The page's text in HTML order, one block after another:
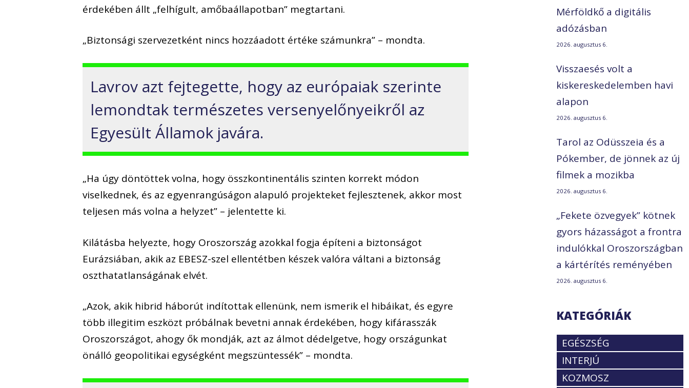
érdekében állt „felhígult, amőbaállapotban” megtartani.
„Biztonsági szervezetként nincs hozzáadott értéke számunkra” – mondta.
Lavrov azt fejtegette, hogy az európaiak szerinte
lemondtak természetes versenyelőnyeikről az
Egyesült Államok javára.
„Ha úgy döntöttek volna, hogy összkontinentális szinten korrekt módon
viselkednek, és az egyenrangúságon alapuló projekteket fejlesztenek, akkor most
teljesen más volna a helyzet” – jelentette ki.
Kilátásba helyezte, hogy Oroszország azokkal fogja építeni a biztonságot
Eurázsiában, akik az EBESZ-szel ellentétben készek valóra váltani a biztonság
oszthatatlanságának elvét.
„Azok, akik hibrid háborút indítottak ellenünk, nem ismerik el hibáikat, és egyre
több illegitim eszközt próbálnak bevetni annak érdekében, hogy kifárasszák
Oroszországot, ahogy ők mondják, azt az álmot dédelgetve, hogy országunkat
önálló geopolitikai egységként megszüntessék” – mondta.
Mérföldkő a digitális
adózásban
2026. augusztus 6.
Visszaesés volt a
kiskereskedelemben havi
alapon
2026. augusztus 6.
Tarol az Odüsszeia és a
Pókember, de jönnek az új
filmek a mozikba
2026. augusztus 6.
„Fekete özvegyek” kötnek
gyors házasságot a frontra
indulókkal Oroszországban
a kártérítés reményében
2026. augusztus 6.
KATEGÓRIÁK
EGÉSZSÉG
INTERJÚ
KOZMOSZ